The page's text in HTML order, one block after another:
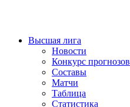
Высшая лига
Новости
Конкурс прогнозов
Составы
Матчи
Таблица
Статистика